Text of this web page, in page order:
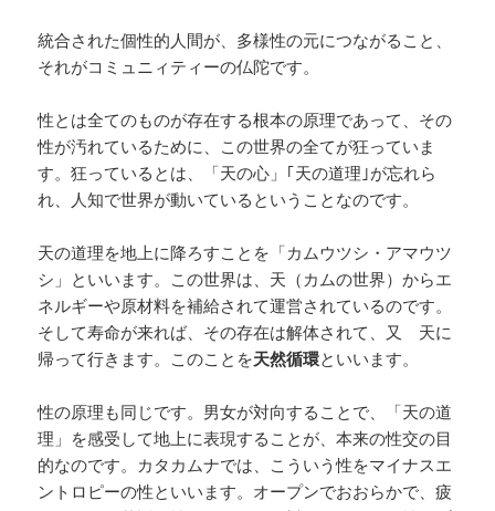
統合された個性的人間が、多様性の元につながること、
それがコミュニィティーの仏陀です。
性とは全てのものが存在する根本の原理であって、その
性が汚れているために、この世界の全てが狂っていま
す。狂っているとは、「天の心」｢天の道理｣が忘れら
れ、人知で世界が動いているということなのです。
天の道理を地上に降ろすことを「カムウツシ・アマウツ
シ」といいます。この世界は、天（カムの世界）からエ
ネルギーや原材料を補給されて運営されているのです。
そして寿命が来れば、その存在は解体されて、又 天に
帰って行きます。このことを天然循環といいます。
性の原理も同じです。男女が対向することで、「天の道
理」を感受して地上に表現することが、本来の性交の目
的なのです。カタカムナでは、こういう性をマイナスエ
ントロピーの性といいます。オープンでおおらかで、疲